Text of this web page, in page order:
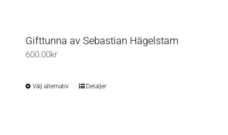
Gifttunna av Sebastian Hägelstam
600.00kr
Välj alternativ
DenDetaljer